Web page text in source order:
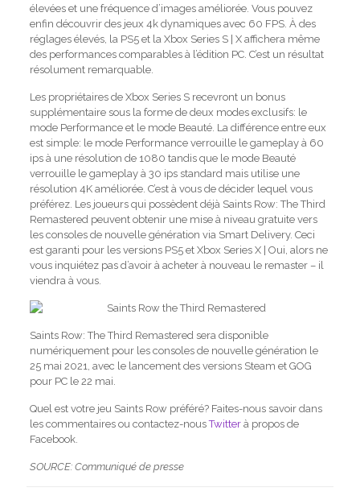
élevées et une fréquence d’images améliorée. Vous pouvez
enfin découvrir des jeux 4k dynamiques avec 60 FPS. À des
réglages élevés, la PS5 et la Xbox Series S | X affichera même
des performances comparables à l’édition PC. C’est un résultat
résolument remarquable.
Les propriétaires de Xbox Series S recevront un bonus
supplémentaire sous la forme de deux modes exclusifs: le
mode Performance et le mode Beauté. La différence entre eux
est simple: le mode Performance verrouille le gameplay à 60
ips à une résolution de 1080 tandis que le mode Beauté
verrouille le gameplay à 30 ips standard mais utilise une
résolution 4K améliorée. C’est à vous de décider lequel vous
préférez. Les joueurs qui possèdent déjà Saints Row: The Third
Remastered peuvent obtenir une mise à niveau gratuite vers
les consoles de nouvelle génération via Smart Delivery. Ceci
est garanti pour les versions PS5 et Xbox Series X | Oui, alors ne
vous inquiétez pas d’avoir à acheter à nouveau le remaster – il
viendra à vous.
Saints Row: The Third Remastered sera disponible
numériquement pour les consoles de nouvelle génération le
25 mai 2021, avec le lancement des versions Steam et GOG
pour PC le 22 mai.
Quel est votre jeu Saints Row préféré? Faites-nous savoir dans
les commentaires ou contactez-nousTwitterà propos de
Facebook.
SOURCE: Communiqué de presse